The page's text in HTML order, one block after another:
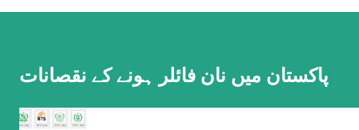
پاکستان میں نان فائلر ہونے کے نقصانات